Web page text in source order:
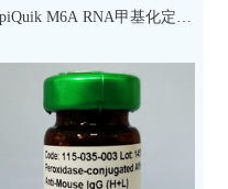
M6A RNA甲基化定量
次）